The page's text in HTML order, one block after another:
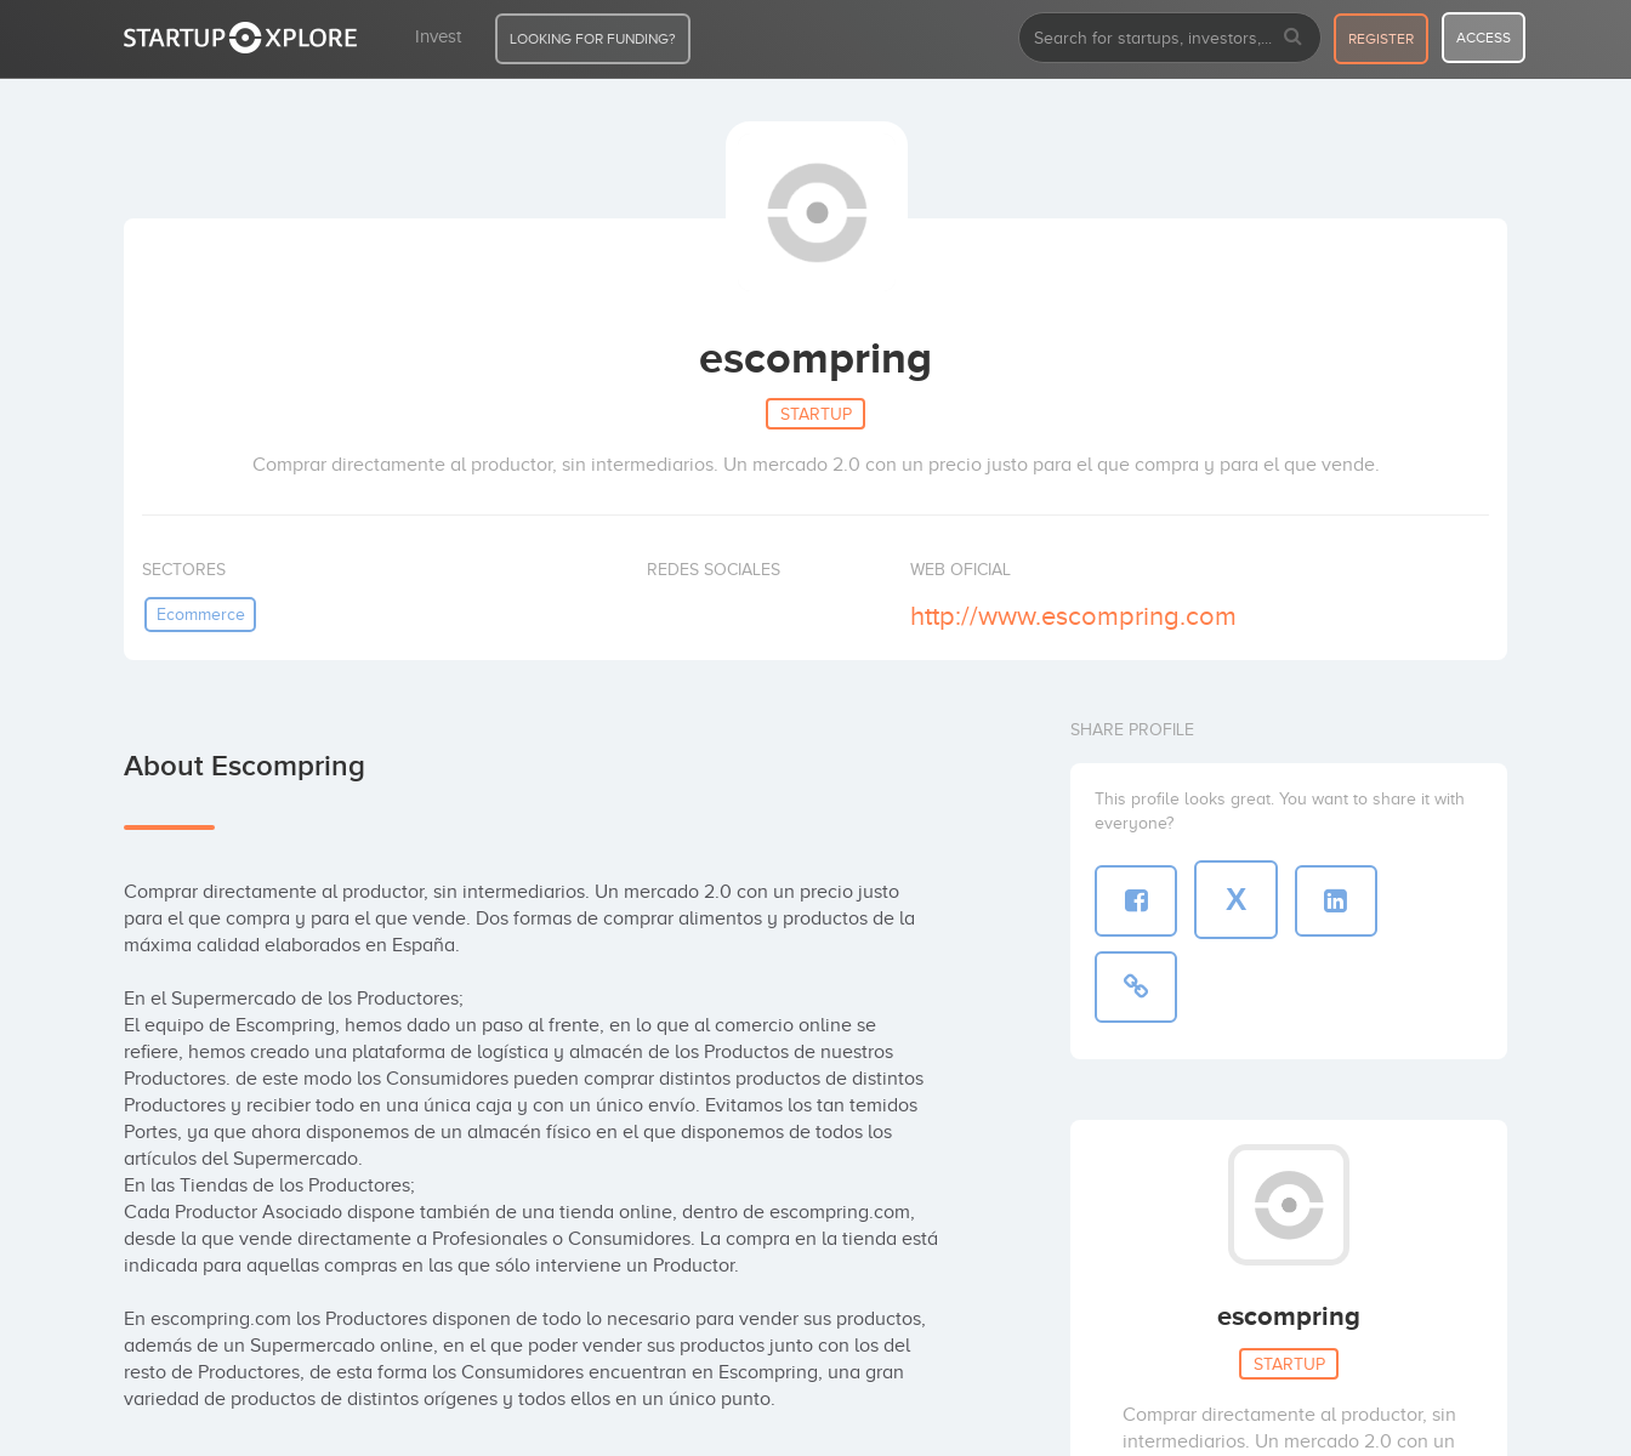
Invest LOOKING FOR FUNDING? REGISTER ACCESS
escompring
STARTUP
Comprar directamente al productor, sin intermediarios. Un mercado 2.0 con un precio justo para el que compra y para el que vende.
SECTORES
Ecommerce
REDES SOCIALES WEB OFICIAL
http://www.escompring.com
About Escompring
Comprar directamente al productor, sin intermediarios. Un mercado 2.0 con un precio justo
para el que compra y para el que vende. Dos formas de comprar alimentos y productos de la
máxima calidad elaborados en España.
En el Supermercado de los Productores;
El equipo de Escompring, hemos dado un paso al frente, en lo que al comercio online se
refiere, hemos creado una plataforma de logística y almacén de los Productos de nuestros
Productores. de este modo los Consumidores pueden comprar distintos productos de distintos
Productores y recibier todo en una única caja y con un único envío. Evitamos los tan temidos
Portes, ya que ahora disponemos de un almacén físico en el que disponemos de todos los
artículos del Supermercado.
En las Tiendas de los Productores;
Cada Productor Asociado dispone también de una tienda online, dentro de escompring.com,
desde la que vende directamente a Profesionales o Consumidores. La compra en la tienda está
indicada para aquellas compras en las que sólo interviene un Productor.
En escompring.com los Productores disponen de todo lo necesario para vender sus productos,
además de un Supermercado online, en el que poder vender sus productos junto con los del
resto de Productores, de esta forma los Consumidores encuentran en Escompring, una gran
variedad de productos de distintos orígenes y todos ellos en un único punto.
SHARE PROFILE
This profile looks great. You want to share it with
everyone?
X
escompring
STARTUP
Comprar directamente al productor, sin
intermediarios. Un mercado 2.0 con un